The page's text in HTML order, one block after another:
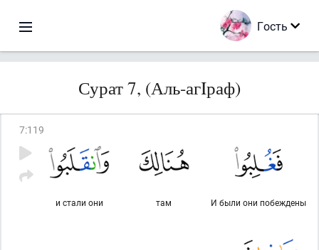
Гость
Сурат 7, (Аль-агIраф)
7:119
И были они побеждены
там
и стали они